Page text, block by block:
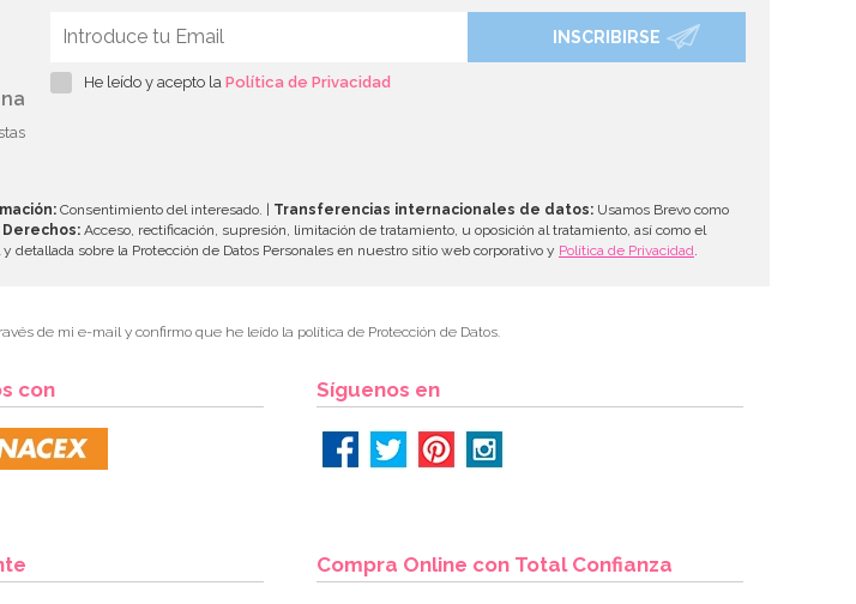
INSCRIBIRSE
He leído y acepto la Política de Privacidad
Consentimiento del interesado. | Transferencias internacionales de datos: Usamos Brevo como
Derechos: Acceso, rectificación, supresión, limitación de tratamiento, u oposición al tratamiento, así como el
detallada sobre la Protección de Datos Personales en nuestro sitio web corporativo y Política de Privacidad
de mi e-mail y confirmo que he leído la política de Protección de Datos.
con Síguenos en
Compra Online con Total Confianza